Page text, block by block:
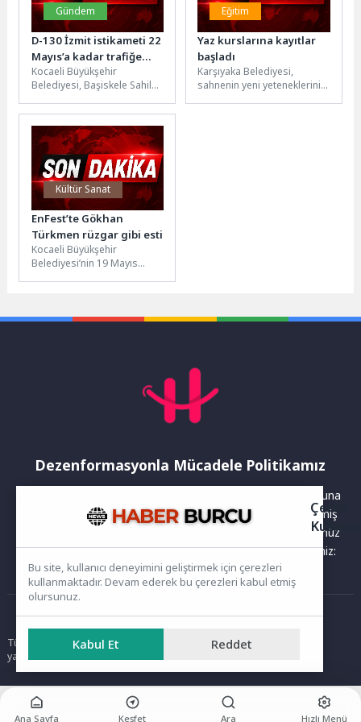
Gündem
D-130 İzmit istikameti 22
Mayıs’a kadar trafiğe
kapalı
Kocaeli Büyükşehir
Belediyesi, Başiskele Sahil
İzmit istikametinde
gerçekleşecek köprü imalatı
nedeniyle bölgedeki...
Eğitim
Yaz kurslarına kayıtlar
başladı
Karşıyaka Belediyesi,
sahnenin yeni yeteneklerini
Kültür Sanat
EnFest’te Gökhan
Türkmen rüzgar gibi esti
Kocaeli Büyükşehir
Belediyesi’nin 19 Mayıs
Dezenformasyonla Mücadele Politikamız
Yayınlanan haberler doğruluk ilkesi gözetilerek hazırlanır. Buna
rağmen bazı içeriklerde eksik, hatalı veya güncelliğini yitirmiş
bilgiler bulunabilir.Yanlış veya yanıltıcı olduğunu düşündüğünüz
haberleri aşağıdaki iletişim kanallarından bize bildirebilirsiniz:
Ana Sayfa
Tüm hakları saklıdır. Sitede yer alan içerikler izinsiz kopyalanamaz,
yayımlanamaz ve kullanılamaz.
Ana Sayfa Keşfet Ara Hızlı Menü
Çerez
Bu site, kullanıcı deneyimini geliştirmek için çerezleri
kullanmaktadır. Devam ederek bu çerezleri kabul etmiş
olursunuz.
Kabul Et Reddet